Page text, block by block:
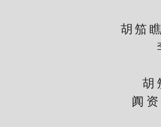
胡笳瞧
李
胡笳
阗资笑